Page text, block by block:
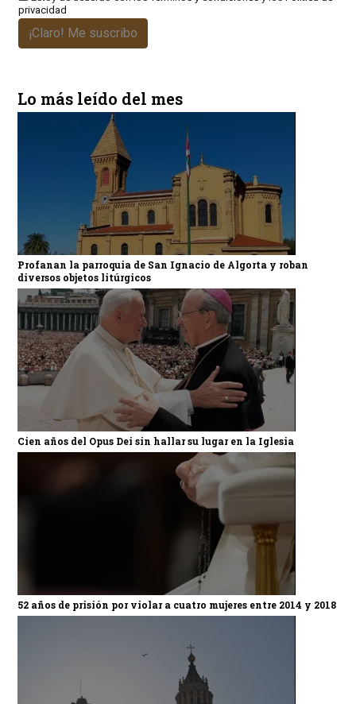
privacidad
¡Claro! Me suscribo
Lo más leído del mes
Profanan la parroquia de San Ignacio de Algorta y roban
diversos objetos litúrgicos
Cien años del Opus Dei sin hallar su lugar en la Iglesia
52 años de prisión por violar a cuatro mujeres entre 2014 y 2018